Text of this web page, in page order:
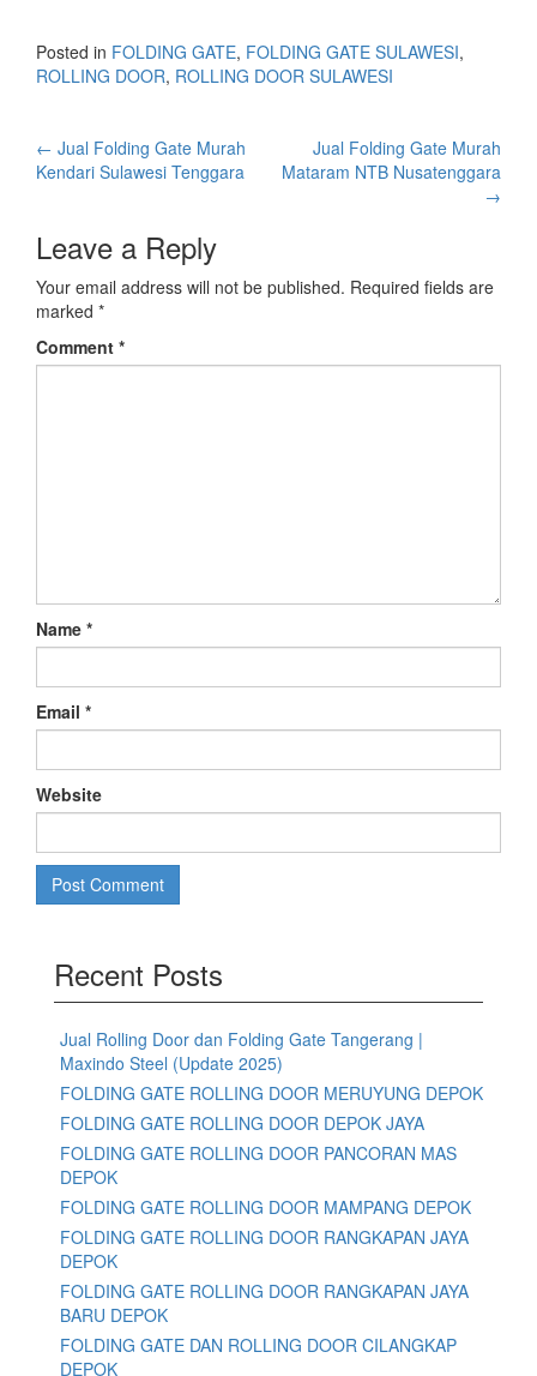
Posted in FOLDING GATE, FOLDING GATE SULAWESI,
ROLLING DOOR, ROLLING DOOR SULAWESI
← Jual Folding Gate Murah
Kendari Sulawesi Tenggara
Jual Folding Gate Murah
Mataram NTB Nusatenggara
→
Leave a Reply
Your email address will not be published. Required fields are
marked *
Comment *
Name *
Email *
Website
Recent Posts
Jual Rolling Door dan Folding Gate Tangerang |
Maxindo Steel (Update 2025)
FOLDING GATE ROLLING DOOR MERUYUNG DEPOK
FOLDING GATE ROLLING DOOR DEPOK JAYA
FOLDING GATE ROLLING DOOR PANCORAN MAS
DEPOK
FOLDING GATE ROLLING DOOR MAMPANG DEPOK
FOLDING GATE ROLLING DOOR RANGKAPAN JAYA
DEPOK
FOLDING GATE ROLLING DOOR RANGKAPAN JAYA
BARU DEPOK
FOLDING GATE DAN ROLLING DOOR CILANGKAP
DEPOK